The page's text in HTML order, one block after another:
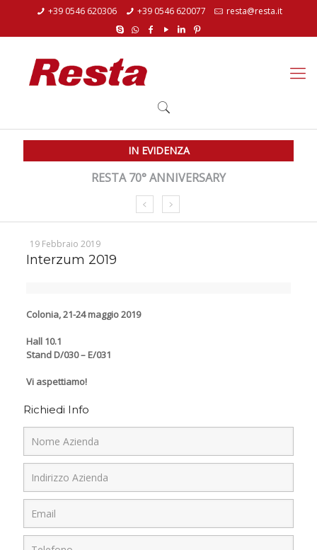
+39 0546 620306 +39 0546 620077 resta@resta.it
IN EVIDENZA
RESTA 70° ANNIVERSARY
19 Febbraio 2019
Interzum 2019
Colonia, 21-24 maggio 2019
Hall 10.1
Stand D/030 – E/031
Vi aspettiamo!
Richiedi Info